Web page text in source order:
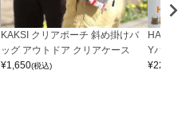
KAKSI クリアポーチ 斜め掛けバ
ッグ アウトドア クリアケース
¥1,650(税込)
Yバッグ
¥22,000